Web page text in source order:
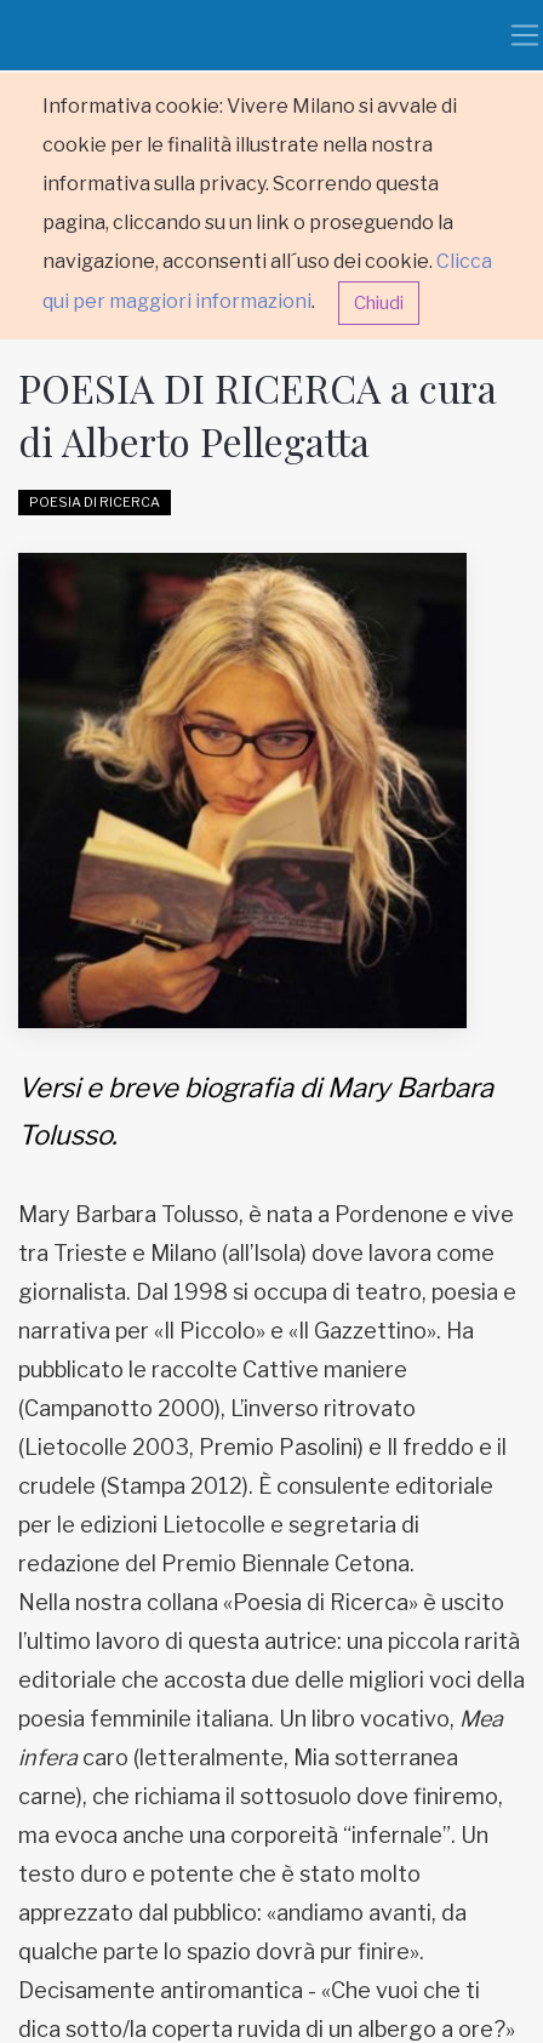
Informativa cookie: Vivere Milano si avvale di
cookie per le finalità illustrate nella nostra
informativa sulla privacy. Scorrendo questa
pagina, cliccando su un link o proseguendo la
navigazione, acconsenti all´uso dei cookie. Clicca
qui per maggiori informazioni. Chiudi
HOME
Inviateci le vostre segnalazioni
Iscriviti alla newsletter
www.viveremilano.info
Fondato e diretto da Enzo De
Bernardis
EDB edizioni - Via Brivio angolo C.
Imbonati, 89 20159 Milano (Italia)
Informativa sulla privacy
POESIA DI RICERCA a cura
di Alberto Pellegatta
POESIA DI RICERCA
Versi e breve biografia di Mary Barbara
Tolusso.
Mary Barbara Tolusso, è nata a Pordenone e vive
tra Trieste e Milano (all’Isola) dove lavora come
giornalista. Dal 1998 si occupa di teatro, poesia e
narrativa per «Il Piccolo» e «Il Gazzettino». Ha
pubblicato le raccolte Cattive maniere
(Campanotto 2000), L’inverso ritrovato
(Lietocolle 2003, Premio Pasolini) e Il freddo e il
crudele (Stampa 2012). È consulente editoriale
per le edizioni Lietocolle e segretaria di
redazione del Premio Biennale Cetona.
Nella nostra collana «Poesia di Ricerca» è uscito
l’ultimo lavoro di questa autrice: una piccola rarità
editoriale che accosta due delle migliori voci della
poesia femminile italiana. Un libro vocativo, Mea
inferacaro (letteralmente, Mia sotterranea
carne), che richiama il sottosuolo dove finiremo,
ma evoca anche una corporeità “infernale”. Un
testo duro e potente che è stato molto
apprezzato dal pubblico: «andiamo avanti, da
qualche parte lo spazio dovrà pur finire».
Decisamente antiromantica - «Che vuoi che ti
dica sotto/la coperta ruvida di un albergo a ore?»